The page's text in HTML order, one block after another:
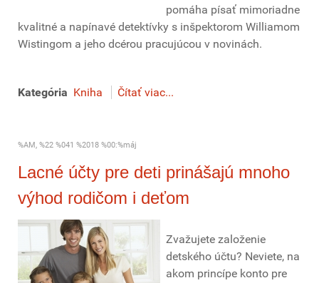
pomáha písať mimoriadne
kvalitné a napínavé detektívky s inšpektorom Williamom
Wistingom a jeho dcérou pracujúcou v novinách.
Kategória Kniha Čítať viac...
%AM, %22 %041 %2018 %00:%máj
Lacné účty pre deti prinášajú mnoho
výhod rodičom i deťom
Zvažujete založenie
detského účtu? Neviete, na
akom princípe konto pre